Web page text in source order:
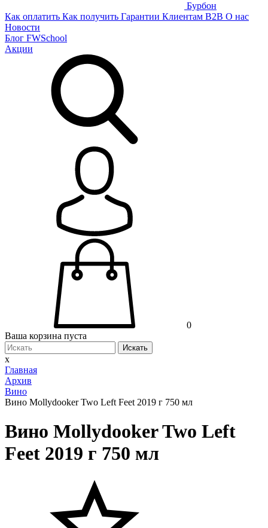
Бурбон
Как оплатить Как получить Гарантии Клиентам B2B О нас
Новости
Блог FWSchool
Акции
0
Ваша корзина пуста
Искать
x
Главная
Архив
Вино
Вино Mollydooker Two Left Feet 2019 г 750 мл
Вино Mollydooker Two Left
Feet 2019 г 750 мл